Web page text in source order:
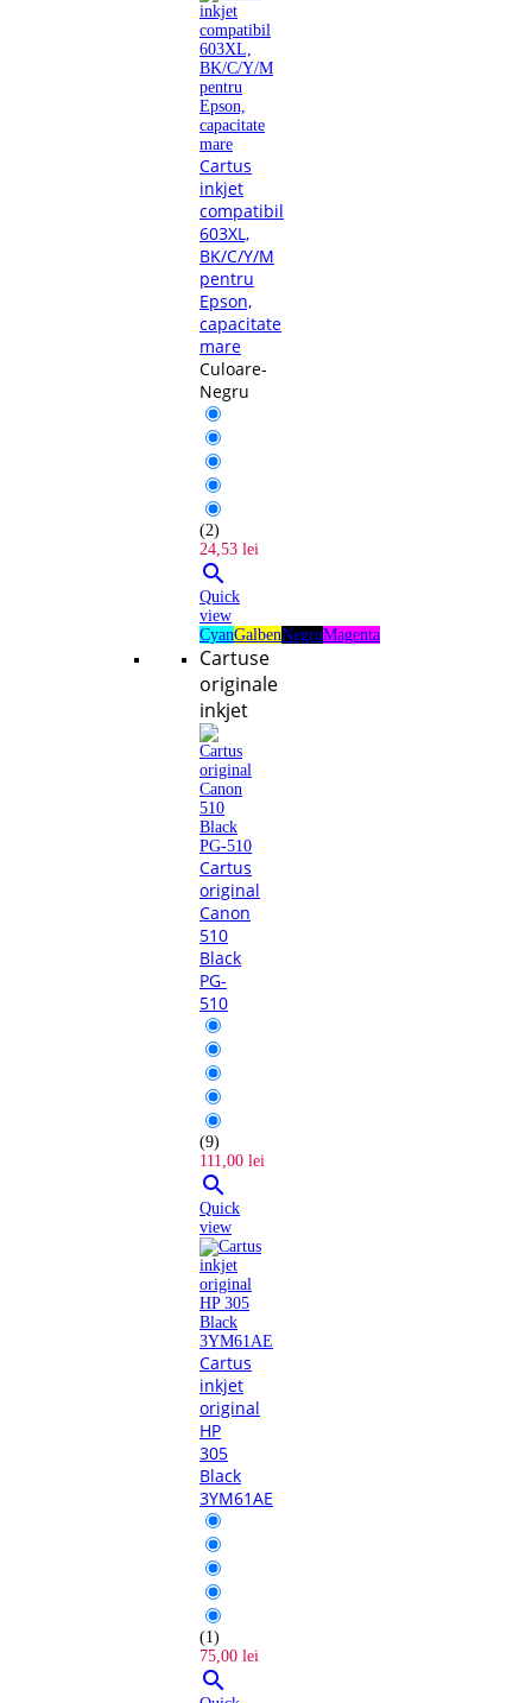
Cartus
inkjet
compatibil
603XL,
BK/C/Y/M
pentru
Epson,
capacitate
mare
Culoare-
Negru
(2)
24,53 lei

Quick
view
CyanGalbenNegruMagenta
Cartuse
originale
inkjet
Cartus
original
Canon
510
Black
PG-
510
(9)
111,00 lei

Quick
view
Cartus
inkjet
original
HP
305
Black
3YM61AE
(1)
75,00 lei
